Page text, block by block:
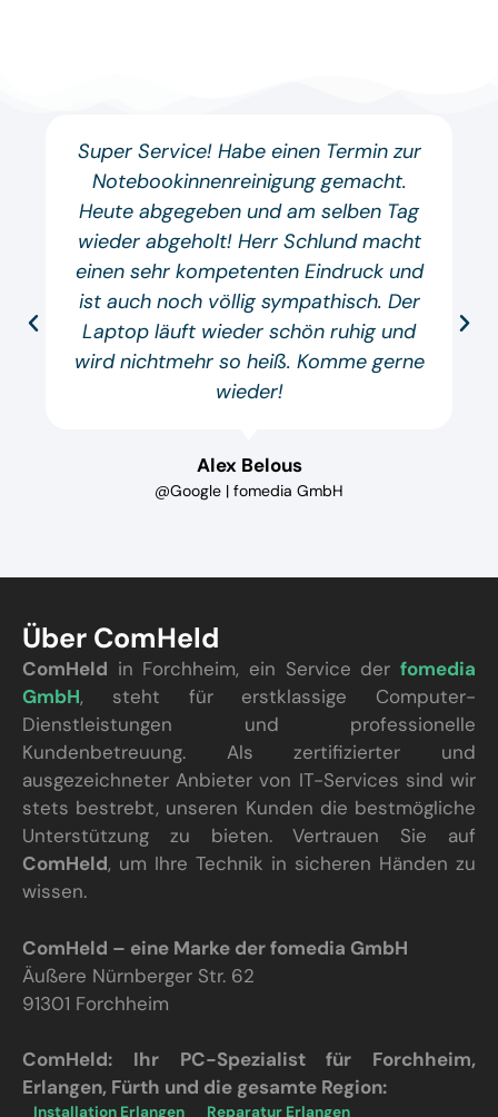
Super Service! Habe einen Termin zur
Notebookinnenreinigung gemacht.
Heute abgegeben und am selben Tag
wieder abgeholt! Herr Schlund macht
einen sehr kompetenten Eindruck und
ist auch noch völlig sympathisch. Der
Laptop läuft wieder schön ruhig und
wird nichtmehr so heiß. Komme gerne
wieder!
Alex Belous
@Google | fomedia GmbH
Über ComHeld
ComHeld in Forchheim, ein Service der fomedia
GmbH, steht für erstklassige Computer-
Dienstleistungen und professionelle
Kundenbetreuung. Als zertifizierter und
ausgezeichneter Anbieter von IT-Services sind wir
stets bestrebt, unseren Kunden die bestmögliche
Unterstützung zu bieten. Vertrauen Sie auf
ComHeld, um Ihre Technik in sicheren Händen zu
wissen.
ComHeld – eine Marke der fomedia GmbH
Äußere Nürnberger Str. 62
91301 Forchheim
ComHeld: Ihr PC-Spezialist für Forchheim,
Erlangen, Fürth und die gesamte Region:
Installation Erlangen Reparatur Erlangen